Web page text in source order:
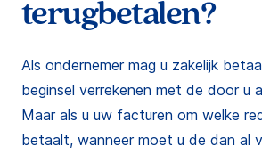
terugbetalen?
Als ondernemer mag u zakelijk
beginsel verrekenen met de door u
Maar als u uw facturen om welke
betaalt, wanneer moet u de dan al